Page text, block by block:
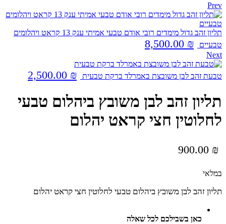
Prev
תליון זהב גדול מימדים רובי אודם טבעי אמיתי ענק 13 קראט ויהלומים
טבעיים
8,500.00 ₪
Next
טבעת זהב לבן משובצת באמרלד ברקת טבעית 2,500.00 ₪
תליון זהב לבן משובץ ביהלום טבעי
לחלוטין חצי קראט יהלום
900.00 ₪
במלאי
תליון זהב לבן משובץ ביהלום טבעי לחלוטין חצי קראט יהלום
כאן בשבילכם לכל שאלה